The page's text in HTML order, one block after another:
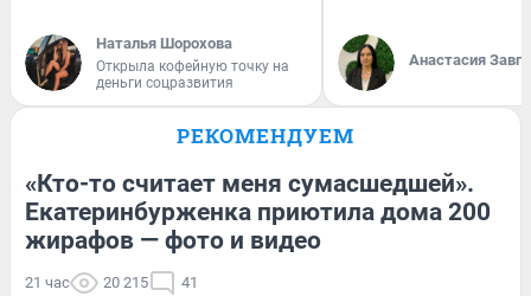
Наталья Шорохова
Открыла кофейную точку на
деньги соцразвития
Анастасия
РЕКОМЕНДУЕМ
«Кто-то считает меня сумасшедшей».
Екатеринбурженка приютила дома 200
жирафов — фото и видео
21 час 20 215 41